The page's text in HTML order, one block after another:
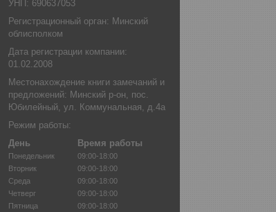
УНП: 690637053
Регистрационный орган: Минский
облисполком
Дата регистрации компании:
01.02.2008
Местонахождение книги замечаний и
предложений: Минский р-он, пос.
Юбилейный, ул. Коммунальная, д.4а
Режим работы:
День
Время работы
Понедельник
09:00-18:00
Вторник
09:00-18:00
Среда
09:00-18:00
Четверг
09:00-18:00
Пятница
09:00-18:00